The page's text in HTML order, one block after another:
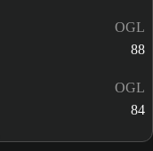
OGL
88
OGL
84